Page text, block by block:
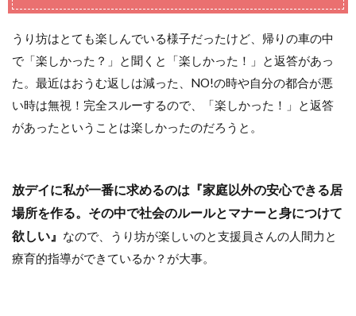
うり坊はとても楽しんでいる様子だったけど、帰りの車の中
で「楽しかった？」と聞くと「楽しかった！」と返答があっ
た。最近はおうむ返しは減った、NO!の時や自分の都合が悪
い時は無視！完全スルーするので、「楽しかった！」と返答
があったということは楽しかったのだろうと。
放デイに私が一番に求めるのは『家庭以外の安心できる居
場所を作る。その中で社会のルールとマナーと身につけて
欲しい』 なので、うり坊が楽しいのと支援員さんの人間力と
療育的指導ができているか？が大事。